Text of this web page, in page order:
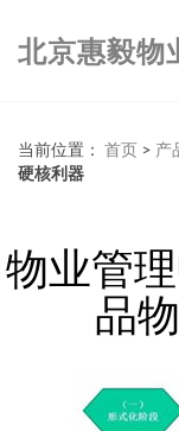
北京惠毅物
当前位置： 首页 > 产
硬核利器
物业管
品